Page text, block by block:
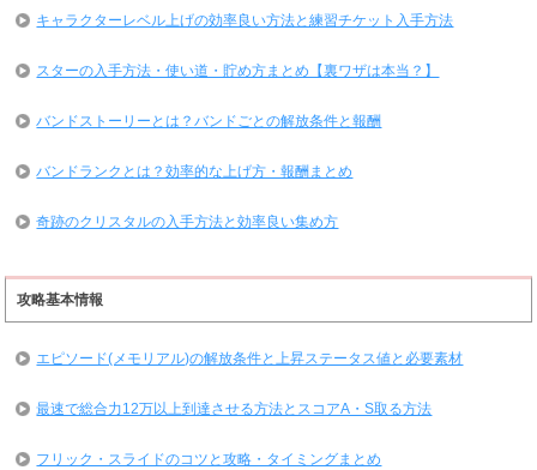
キャラクターレベル上げの効率良い方法と練習チケット入手方法
スターの入手方法・使い道・貯め方まとめ【裏ワザは本当？】
バンドストーリーとは？バンドごとの解放条件と報酬
バンドランクとは？効率的な上げ方・報酬まとめ
奇跡のクリスタルの入手方法と効率良い集め方
攻略基本情報
エピソード(メモリアル)の解放条件と上昇ステータス値と必要素材
最速で総合力12万以上到達させる方法とスコアA・S取る方法
フリック・スライドのコツと攻略・タイミングまとめ